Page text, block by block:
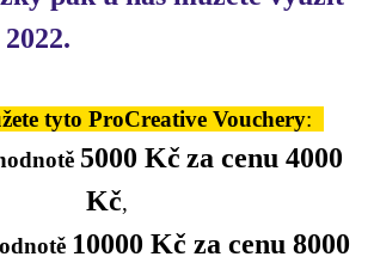
tyto ProCreative Vouchery:
5000 Kč za cenu 4000
Kč,
10000 Kč za cenu 8000